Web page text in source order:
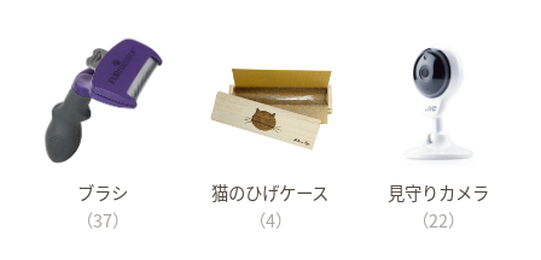
ブラシ
（37）
猫のひげケース
（4）
見守りカメラ
（22）